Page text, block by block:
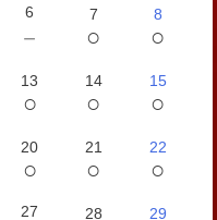
6
－
7
○
8
○
13
○
14
○
15
○
20
○
21
○
22
○
27 28 29